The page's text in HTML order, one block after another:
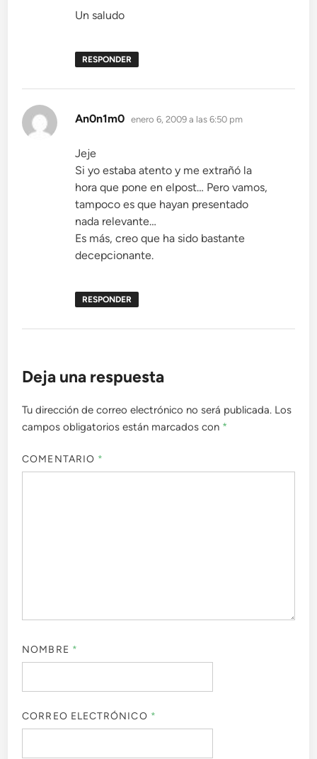
Un saludo
RESPONDER
An0n1m0 dice:
enero 6, 2009 a las 6:50 pm
Jeje
Si yo estaba atento y me extrañó la
hora que pone en elpost… Pero vamos,
tampoco es que hayan presentado
nada relevante…
Es más, creo que ha sido bastante
decepcionante.
RESPONDER
Deja una respuesta
Tu dirección de correo electrónico no será publicada. Los
campos obligatorios están marcados con *
COMENTARIO *
NOMBRE *
CORREO ELECTRÓNICO *